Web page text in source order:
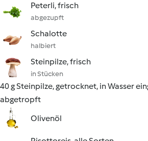
Peterli, frisch
abgezupft
Schalotte
halbiert
Steinpilze, frisch
in Stücken
40 g Steinpilze, getrocknet, in Wasser
abgetropft
Olivenöl